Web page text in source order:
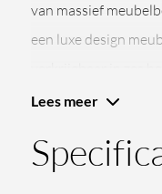
van massief
een luxe design
badkamermeubels,
Massieve
Lees meer